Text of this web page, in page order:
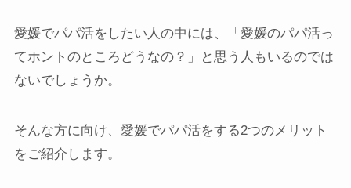
愛媛でパパ活をしたい人の中には、「愛媛のパパ活っ
てホントのところどうなの？」と思う人もいるのでは
ないでしょうか。
そんな方に向け、愛媛でパパ活をする2つのメリット
をご紹介します。